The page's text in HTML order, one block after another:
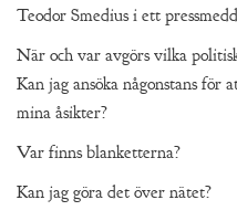
Teodor Smedius i ett
När och var avgörs vilka
Kan jag ansöka någonstans för
mina åsikter?
Var finns blanketterna?
Kan jag göra det över nätet?